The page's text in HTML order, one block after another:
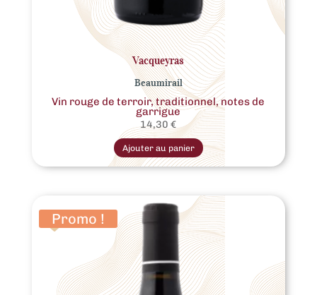
Vacqueyras
Beaumirail
Vin rouge de terroir, traditionnel, notes de
garrigue
14,30€
Ajouter au panier
Ce
produit
a
plusieurs
variations.
options
peuvent
être
choisies
sur
la
page
du
produit
Promo !